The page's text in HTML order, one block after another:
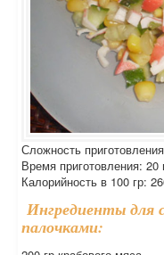
Сложность
Время приготовления: 20
Калорийность в 100 гр:
Ингредиенты для
палочками: